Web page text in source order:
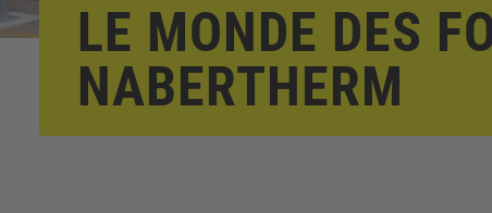
LE MONDE DES
NABERTHERM